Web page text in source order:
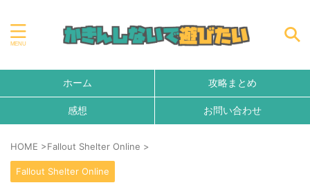
ホーム 攻略まとめ
感想 お問い合わせ
HOME >Fallout Shelter Online >
Fallout Shelter Online